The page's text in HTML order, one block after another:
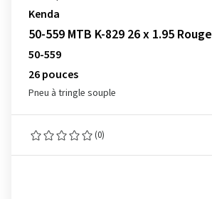
Kenda
50-559 MTB K-829 26 x 1.95 Rouge
50-559
26 pouces
Pneu à tringle souple
(0)